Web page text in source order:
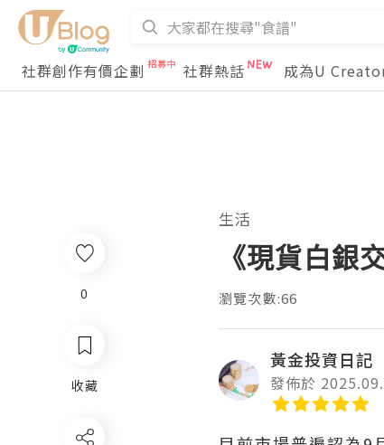
社群創作有價企劃
社群熱話 成為U
生活
《現貨白銀
瀏覽次數:66
黃金投資日記
發佈於
0
收藏